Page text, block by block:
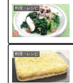
料理・レシピ
料理・レシピ